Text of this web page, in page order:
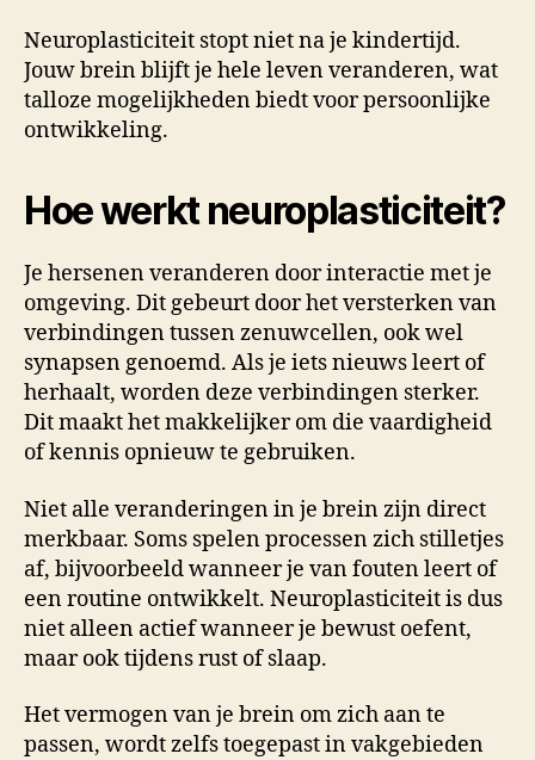
Neuroplasticiteit stopt niet na je kindertijd.
Jouw brein blijft je hele leven veranderen, wat
talloze mogelijkheden biedt voor persoonlijke
ontwikkeling.
Hoe werkt neuroplasticiteit?
Je hersenen veranderen door interactie met je
omgeving. Dit gebeurt door het versterken van
verbindingen tussen zenuwcellen, ook wel
synapsen genoemd. Als je iets nieuws leert of
herhaalt, worden deze verbindingen sterker.
Dit maakt het makkelijker om die vaardigheid
of kennis opnieuw te gebruiken.
Niet alle veranderingen in je brein zijn direct
merkbaar. Soms spelen processen zich stilletjes
af, bijvoorbeeld wanneer je van fouten leert of
een routine ontwikkelt. Neuroplasticiteit is dus
niet alleen actief wanneer je bewust oefent,
maar ook tijdens rust of slaap.
Het vermogen van je brein om zich aan te
passen, wordt zelfs toegepast in vakgebieden